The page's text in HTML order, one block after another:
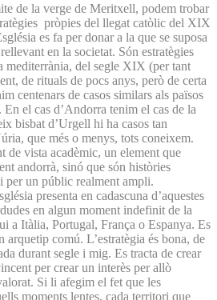
de la verge de Meritxell, podem trobar
pròpies del llegat catòlic del XIX
es fa per donar a la que se suposa
en la societat. Són estratègies
mediterrània, del segle XIX (per tant
de rituals de pocs anys, però de certa
centenars de casos similars als països
el cas d’Andorra tenim el cas de la
bisbat d’Urgell hi ha casos tan
que més o menys, tots coneixem.
de vista acadèmic, un element que
andorrà, sinó que són històries
per un públic realment ampli.
presenta en cadascuna d’aquestes
en algun moment indefinit de la
a Itàlia, Portugal, França o Espanya. Es
arquetip comú. L’estratègia és bona, de
durant segle i mig. Es tracta de crear
per crear un interès per allò
Si li afegim el fet que les
moments lentes, cada territori que